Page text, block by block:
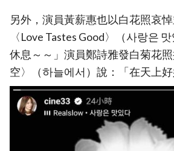
另外，演員黃薪惠也以白花照哀
〈Love Tastes Good〉（사랑은
休息～～」演員鄭詩雅發白菊花
空〉（하늘에서）說：「在天上